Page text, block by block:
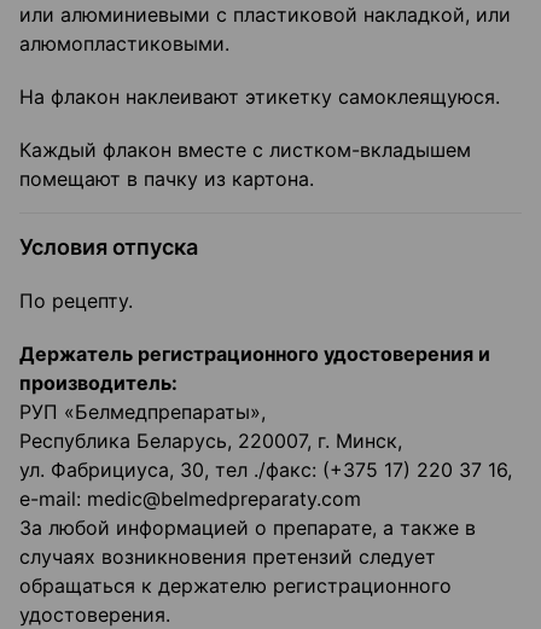
или алюминиевыми с пластиковой накладкой, или
алюмопластиковыми.
На флакон наклеивают этикетку самоклеящуюся.
Каждый флакон вместе с листком-вкладышем
помещают в пачку из картона.
Условия отпуска
По рецепту.
Держатель регистрационного удостоверения и
производитель:
РУП «Белмедпрепараты»,
Республика Беларусь, 220007, г. Минск,
ул. Фабрициуса, 30, тел ./факс: (+375 17) 220 37 16,
e-mail: medic@belmedpreparaty.com
За любой информацией о препарате, а также в
случаях возникновения претензий следует
обращаться к держателю регистрационного
удостоверения.